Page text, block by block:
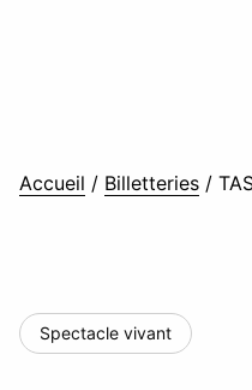
Accueil / Billetteries /
Spectacle vivant